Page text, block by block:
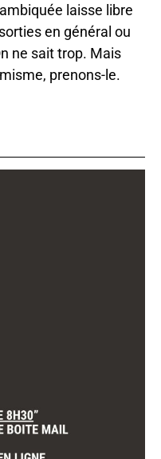
laisse libre
en général ou
ne sait trop. Mais
prenons-le.